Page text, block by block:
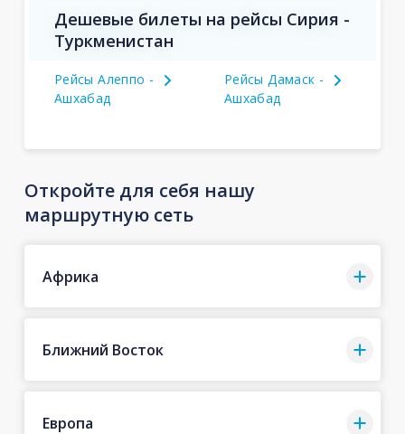
Дешевые билеты на рейсы Сирия -
Туркменистан
Рейсы Алеппо -
Ашхабад
Рейсы Дамаск -
Ашхабад
Откройте для себя нашу
маршрутную сеть
Африка
Ближний Восток
Европа